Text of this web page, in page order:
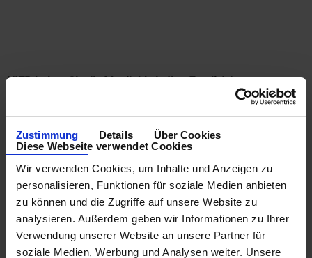
Zustimmung Details
Über Cookies
Diese Webseite verwendet Cookies
Wir verwenden Cookies, um Inhalte und Anzeigen zu
personalisieren, Funktionen für soziale Medien anbieten
zu können und die Zugriffe auf unsere Website zu
analysieren. Außerdem geben wir Informationen zu Ihrer
Verwendung unserer Website an unsere Partner für
soziale Medien, Werbung und Analysen weiter. Unsere
HIER haben Sie die Möglichkeit, Ihre Email-Adresse zu
ÄNDERN oder unseren Newsletter ABZUBESTELLEN.
Bitte wählen Sie aus den entsprechenden Möglichkeiten.
Bitte tragen Sie hier Ihre aktuelle Emailadresse ein und
wählen Sie anschließend, ob diese ausgetragen oder
gewechselt werden soll.
Im Falle eines Wechsels tragen Sie bitte darunter Ihre neue
Email-Adresse ein
WICHTIG : Sie erhalten Sie eine Email mit einem Link zum
Bestätigen der Abmeldung.